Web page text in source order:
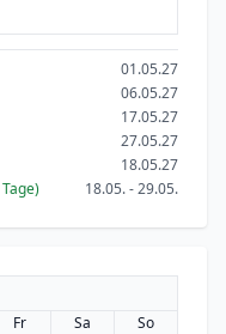
01.05.27
06.05.27
17.05.27
27.05.27
18.05.27
Tage) 18.05. - 29.05.
Fr Sa So